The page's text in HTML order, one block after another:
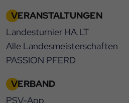
VERANSTALTUNGEN
Landesturnier HA.LT
Alle Landesmeisterschaften
PASSION PFERD
VERBAND
PSV-App